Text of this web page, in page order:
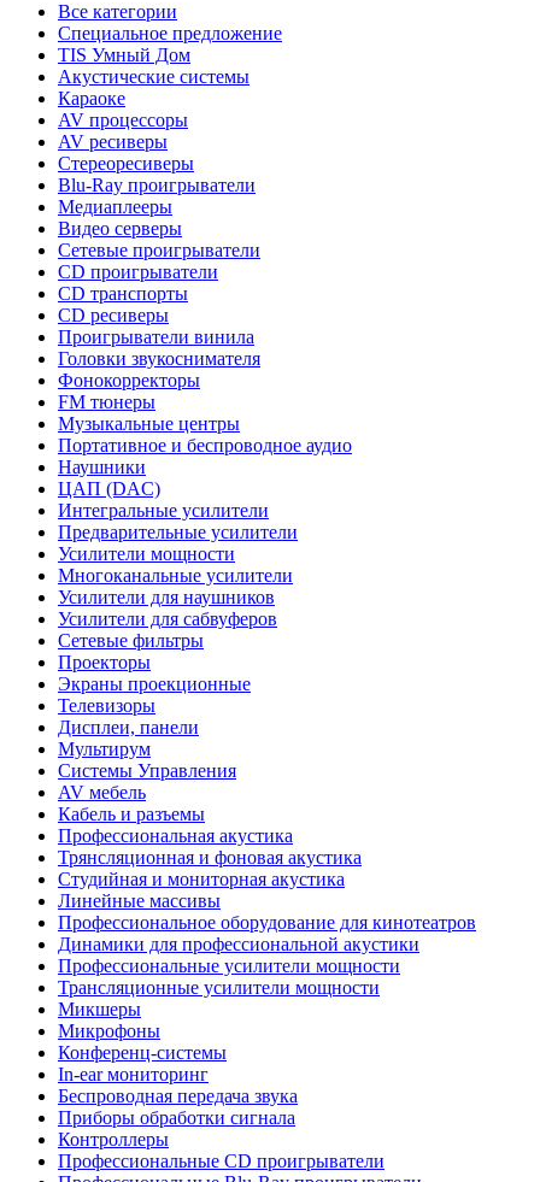
Все категории
Специальное предложение
TIS Умный Дом
Акустические системы
Караоке
AV процессоры
AV ресиверы
Стереоресиверы
Blu-Ray проигрыватели
Медиаплееры
Видео серверы
Сетевые проигрыватели
CD проигрыватели
CD транспорты
CD ресиверы
Проигрыватели винила
Головки звукоснимателя
Фонокорректоры
FM тюнеры
Музыкальные центры
Портативное и беспроводное аудио
Наушники
ЦАП (DAC)
Интегральные усилители
Предварительные усилители
Усилители мощности
Многоканальные усилители
Усилители для наушников
Усилители для сабвуферов
Сетевые фильтры
Проекторы
Экраны проекционные
Телевизоры
Дисплеи, панели
Мультирум
Системы Управления
AV мебель
Кабель и разъемы
Профессиональная акустика
Трянсляционная и фоновая акустика
Студийная и мониторная акустика
Линейные массивы
Профессиональное оборудование для кинотеатров
Динамики для профессиональной акустики
Профессиональные усилители мощности
Трансляционные усилители мощности
Микшеры
Микрофоны
Конференц-системы
In-ear мониторинг
Беспроводная передача звука
Приборы обработки сигнала
Контроллеры
Профессиональные СD проигрыватели